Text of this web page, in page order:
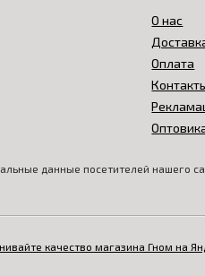
О нас
Оплата
данные посетителей нашего